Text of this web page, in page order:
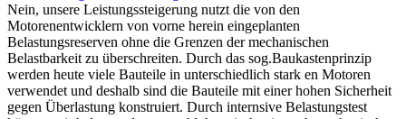
Nein, unsere Leistungssteigerung nutzt die von den
Motorenentwicklern von vorne herein eingeplanten
Belastungsreserven ohne die Grenzen der mechanischen
Belastbarkeit zu überschreiten. Durch das sog.Baukastenprinzip
werden heute viele Bauteile in unterschiedlich stark en Motoren
verwendet und deshalb sind die Bauteile mit einer hohen Sicherheit
gegen Überlastung konstruiert. Durch internsive Belastungstest